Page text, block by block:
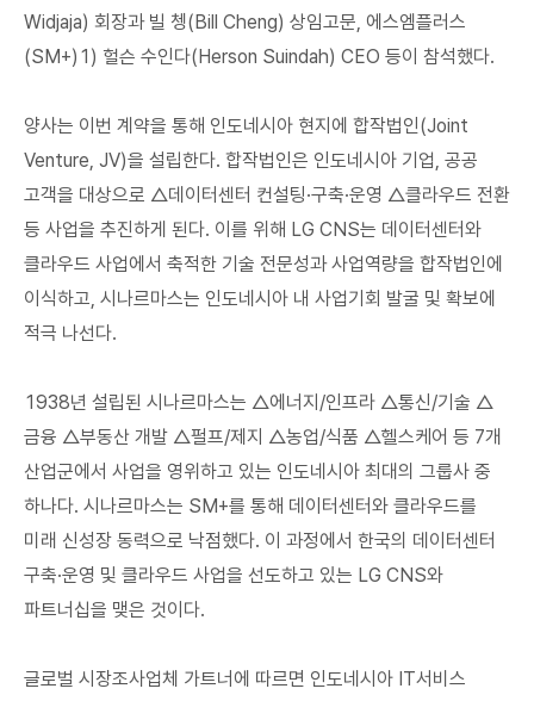
Widjaja) 회장과 빌 쳉(Bill Cheng) 상임고문, 에스엠플러스
(SM+)1) 헐슨 수인다(Herson Suindah) CEO 등이 참석했다.
양사는 이번 계약을 통해 인도네시아 현지에 합작법인(Joint
Venture, JV)을 설립한다. 합작법인은 인도네시아 기업, 공공
고객을 대상으로 △데이터센터 컨설팅·구축·운영 △클라우드 전환
등 사업을 추진하게 된다. 이를 위해 LG CNS는 데이터센터와
클라우드 사업에서 축적한 기술 전문성과 사업역량을 합작법인에
이식하고, 시나르마스는 인도네시아 내 사업기회 발굴 및 확보에
적극 나선다.
1938년 설립된 시나르마스는 △에너지/인프라 △통신/기술 △
금융 △부동산 개발 △펄프/제지 △농업/식품 △헬스케어 등 7개
산업군에서 사업을 영위하고 있는 인도네시아 최대의 그룹사 중
하나다. 시나르마스는 SM+를 통해 데이터센터와 클라우드를
미래 신성장 동력으로 낙점했다. 이 과정에서 한국의 데이터센터
구축·운영 및 클라우드 사업을 선도하고 있는 LG CNS와
파트너십을 맺은 것이다.
글로벌 시장조사업체 가트너에 따르면 인도네시아 IT서비스